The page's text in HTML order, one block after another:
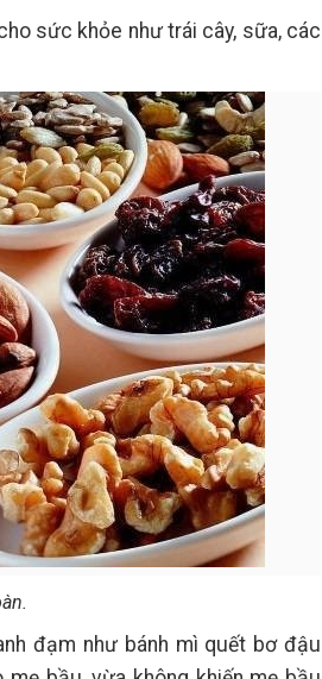
sức khỏe như trái cây, sữa, các
đạm như bánh mì quết bơ đậu